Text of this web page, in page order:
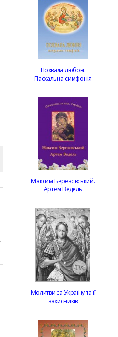
Похвала любові.
Пасхальна симфонія
Максим Березовський.
Артем Ведель
Молитви за Україну та її
захисників